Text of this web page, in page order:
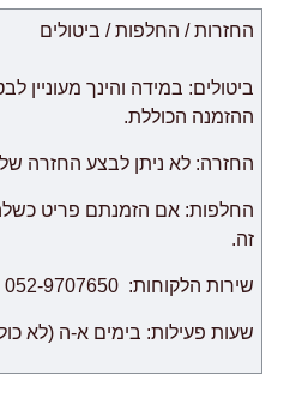
לאיחור.
צוות האתר עושה כל המאמצים
החנות אינה אחראית לכל עיכוב.
ריהוט מקטגוריית "רהיטים מודולריים
החזרות / החלפות / ביטולים
ההזמנה הכוללת.
החזרה: לא ניתן לבצע החזרה
החלפות: אם הזמנתם פריט
זה.
שירות הלקוחות: 052-9707650
שעות פעילות: בימים א-ה (לא כולל חג